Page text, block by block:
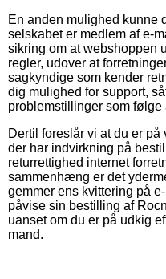
En anden mulighed kunne
selskabet er medlem af e-
sikring om at webshoppen
regler, udover at
sagkyndige som kender
dig mulighed for support,
problemstillinger som følge
Dertil foreslår vi at du er
der har indvirkning på
returrettighed internet
sammenhæng er det
gemmer ens kvittering på
påvise sin bestilling af
uanset om du er på udkig
mand.